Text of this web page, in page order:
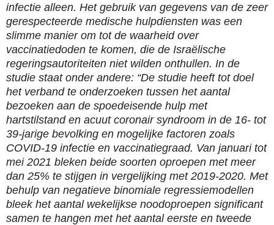
infectie alleen. Het gebruik van gegevens van de zeer
gerespecteerde medische hulpdiensten was een
slimme manier om tot de waarheid over
vaccinatiedoden te komen, die de Israëlische
regeringsautoriteiten niet wilden onthullen. In de
studie staat onder andere: “De studie heeft tot doel
het verband te onderzoeken tussen het aantal
bezoeken aan de spoedeisende hulp met
hartstilstand en acuut coronair syndroom in de 16- tot
39-jarige bevolking en mogelijke factoren zoals
COVID-19 infectie en vaccinatiegraad. Van januari tot
mei 2021 bleken beide soorten oproepen met meer
dan 25% te stijgen in vergelijking met 2019-2020. Met
behulp van negatieve binomiale regressiemodellen
bleek het aantal wekelijkse noodoproepen significant
samen te hangen met het aantal eerste en tweede